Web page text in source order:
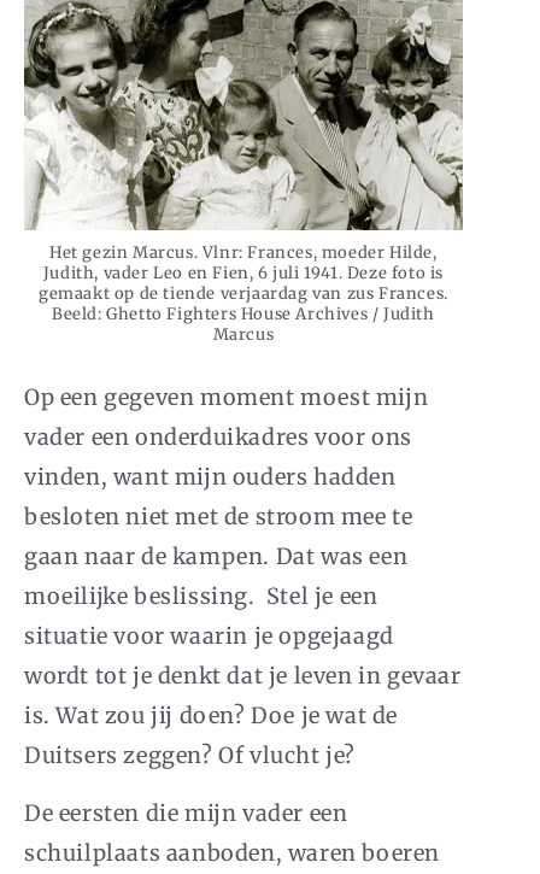
Het gezin Marcus. Vlnr: Frances, moeder Hilde,
Judith, vader Leo en Fien, 6 juli 1941. Deze foto is
gemaakt op de tiende verjaardag van zus Frances.
Beeld: Ghetto Fighters House Archives / Judith
Marcus
Op een gegeven moment moest mijn
vader een onderduikadres voor ons
vinden, want mijn ouders hadden
besloten niet met de stroom mee te
gaan naar de kampen. Dat was een
moeilijke beslissing. Stel je een
situatie voor waarin je opgejaagd
wordt tot je denkt dat je leven in gevaar
is. Wat zou jij doen? Doe je wat de
Duitsers zeggen? Of vlucht je?
De eersten die mijn vader een
schuilplaats aanboden, waren boeren